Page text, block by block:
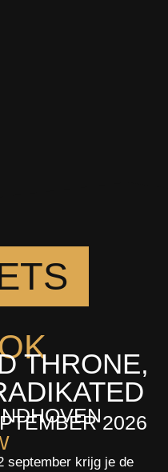
THRONE,
2026
september krijg je de